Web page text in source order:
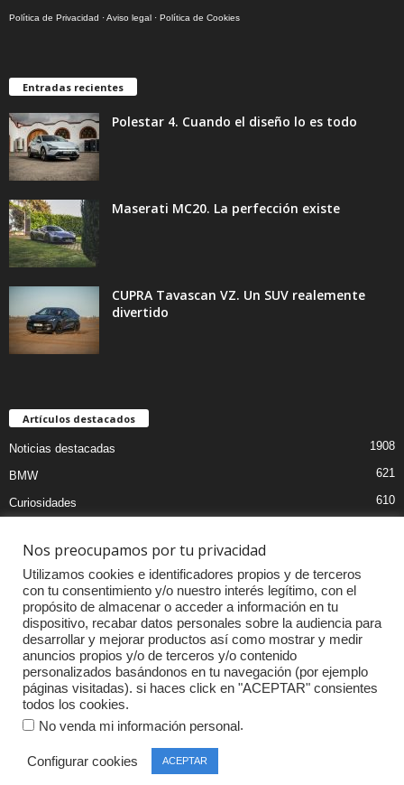
Política de Privacidad ·Aviso legal · Política de Cookies
Entradas recientes
Polestar 4. Cuando el diseño lo es todo
Maserati MC20. La perfección existe
CUPRA Tavascan VZ. Un SUV realemente
divertido
Artículos destacados
Noticias destacadas 1908
BMW 621
Curiosidades 610
Audi
MOTOS
Competiciones
Mercedes
Porsche 232
Nos preocupamos por tu privacidad
Utilizamos cookies e identificadores propios y de terceros
con tu consentimiento y/o nuestro interés legítimo, con el
propósito de almacenar o acceder a información en tu
dispositivo, recabar datos personales sobre la audiencia para
desarrollar y mejorar productos así como mostrar y medir
anuncios propios y/o de terceros y/o contenido
personalizados basándonos en tu navegación (por ejemplo
páginas visitadas). si haces click en "ACEPTAR" consientes
todos los cookies.
No venda mi información personal .
Configurar cookies ACEPTAR